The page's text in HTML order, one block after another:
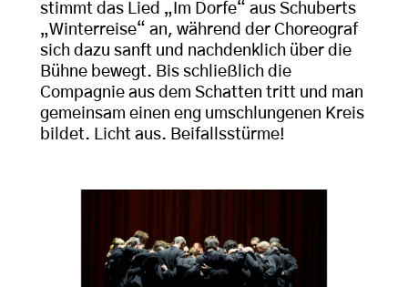
stimmt das Lied „Im Dorfe“ aus Schuberts
„Winterreise“ an, während der Choreograf
sich dazu sanft und nachdenklich über die
Bühne bewegt. Bis schließlich die
Compagnie aus dem Schatten tritt und man
gemeinsam einen eng umschlungenen Kreis
bildet. Licht aus. Beifallsstürme!